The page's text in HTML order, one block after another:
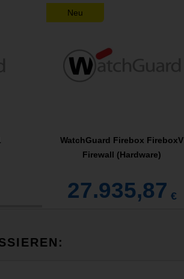
Neu
WatchGuard Firebox FireboxV
Firewall (Hardware)
27.935,87 €